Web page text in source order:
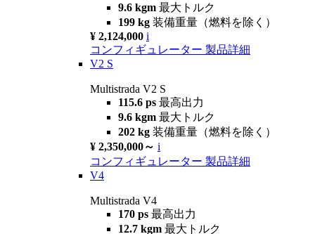
9.6 kgm 最大トルク
199 kg 装備重量（燃料を除く）
¥ 2,124,000 i
コンフィギュレーター 製品詳細
V2 S
Multistrada V2 S
115.6 ps 最高出力
9.6 kgm 最大トルク
202 kg 装備重量（燃料を除く）
¥ 2,350,000～ i
コンフィギュレーター 製品詳細
V4
Multistrada V4
170 ps 最高出力
12.7 kgm 最大トルク